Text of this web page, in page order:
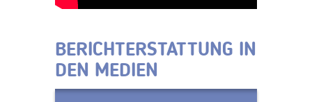
BERICHTERSTATTUNG IN
DEN MEDIEN